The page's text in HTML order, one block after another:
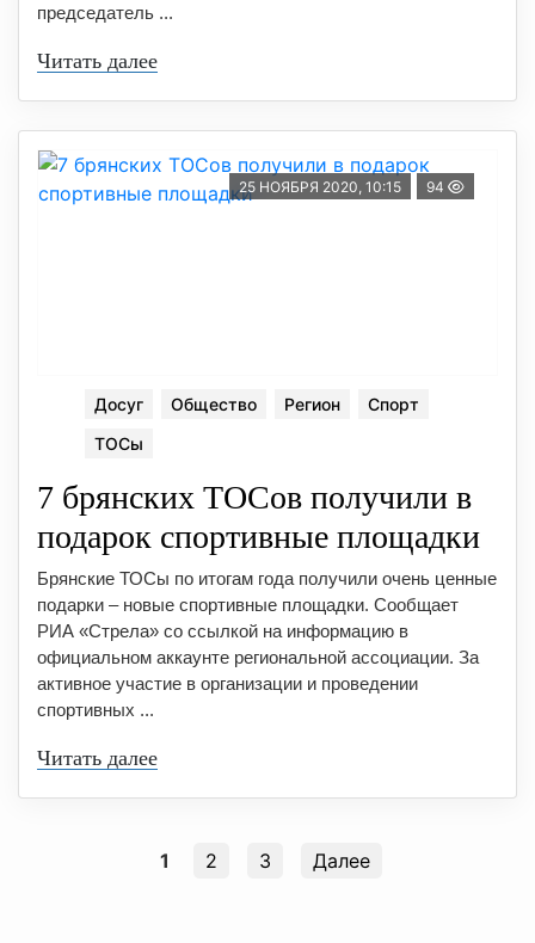
председатель ...
Читать далее
25 НОЯБРЯ 2020, 10:15 94
Досуг Общество Регион
Спорт
ТОСы
7 брянских ТОСов получили в
подарок спортивные площадки
Брянские ТОСы по итогам года получили очень ценные
подарки – новые спортивные площадки. Сообщает
РИА «Стрела» со ссылкой на информацию в
официальном аккаунте региональной ассоциации. За
активное участие в организации и проведении
спортивных ...
Читать далее
1 2 3 Далее